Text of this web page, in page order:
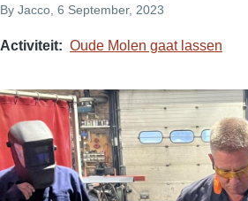
By Jacco , 6 September, 2023
Activiteit Oude Molen gaat lassen